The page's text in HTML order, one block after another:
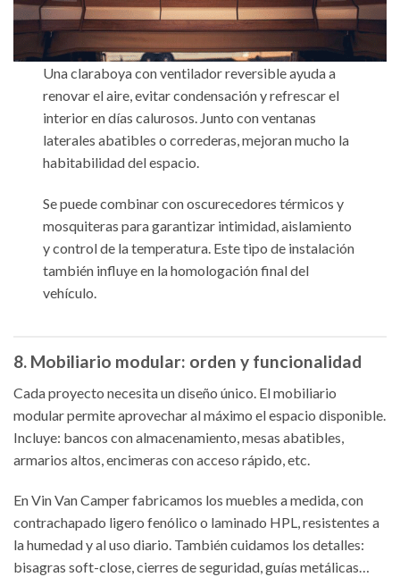
Una claraboya con ventilador reversible ayuda a
renovar el aire, evitar condensación y refrescar el
interior en días calurosos. Junto con ventanas
laterales abatibles o correderas, mejoran mucho la
habitabilidad del espacio.
Se puede combinar con oscurecedores térmicos y
mosquiteras para garantizar intimidad, aislamiento
y control de la temperatura. Este tipo de instalación
también influye en la homologación final del
vehículo.
8. Mobiliario modular: orden y funcionalidad
Cada proyecto necesita un diseño único. El mobiliario
modular permite aprovechar al máximo el espacio disponible.
Incluye: bancos con almacenamiento, mesas abatibles,
armarios altos, encimeras con acceso rápido, etc.
En Vin Van Camper fabricamos los muebles a medida, con
contrachapado ligero fenólico o laminado HPL, resistentes a
la humedad y al uso diario. También cuidamos los detalles:
bisagras soft-close, cierres de seguridad, guías metálicas…